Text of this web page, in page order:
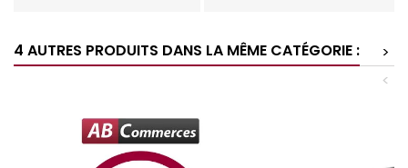
4 AUTRES PRODUITS DANS LA MÊME CATÉGORIE :
>
<